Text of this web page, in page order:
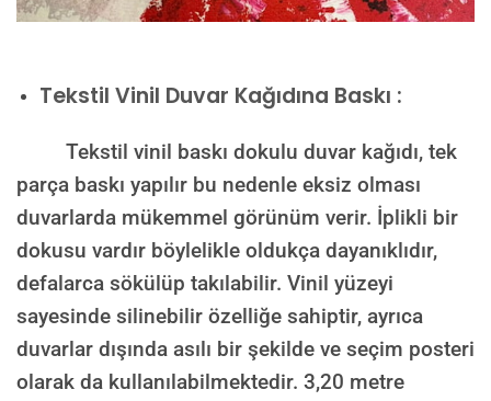
Tekstil Vinil Duvar Kağıdına Baskı :
Tekstil vinil baskı dokulu duvar kağıdı, tek
parça baskı yapılır bu nedenle eksiz olması
duvarlarda mükemmel görünüm verir. İplikli bir
dokusu vardır böylelikle oldukça dayanıklıdır,
defalarca sökülüp takılabilir. Vinil yüzeyi
sayesinde silinebilir özelliğe sahiptir, ayrıca
duvarlar dışında asılı bir şekilde ve seçim posteri
olarak da kullanılabilmektedir. 3,20 metre